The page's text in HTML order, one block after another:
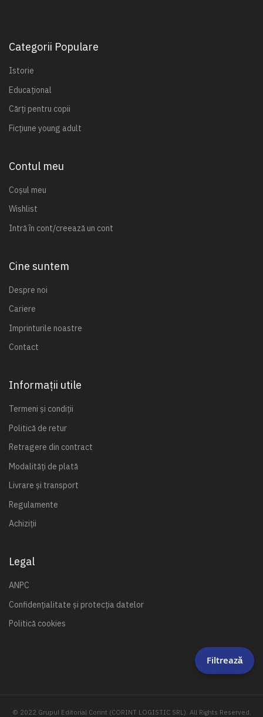
Categorii Populare
Istorie
Educațional
Cărți pentru copii
Ficțiune young adult
Contul meu
Coșul meu
Wishlist
Intră în cont/creează un cont
Cine suntem
Despre noi
Cariere
Imprinturile noastre
Contact
Informații utile
Termeni și condiții
Politică de retur
Retragere din contract
Modalități de plată
Livrare și transport
Regulamente
Achiziții
Legal
ANPC
Confidențialitate și protecția datelor
Politică cookies
© 2022 Grupul Editorial Corint (CORINT LOGISTIC SRL). All Rights Reserved.
Filtrează